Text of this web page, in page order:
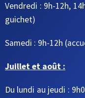
Vendredi : 9h-12h,
guichet)
Samedi : 9h-12h
Juillet et août :
Du lundi au jeudi :